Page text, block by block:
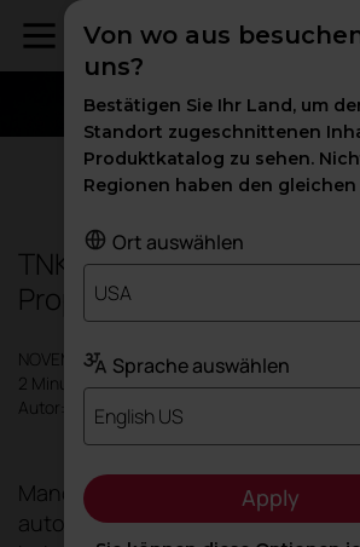
Produkte
TNK500 AUREA: Design
Proportionen
NOVEMBER 2025
2 Minuten
Autor: Actiu
Manche Dinge ziehen die
automatisch auf sich. Weil sie das
Von wo aus
uns?
Bestätigen Sie Ihr Land, um
Standort zugeschnittenen
Produktkatalog zu sehen.
Regionen haben den gleichen
Ort auswählen
USA
Sprache auswählen
English US
Apply